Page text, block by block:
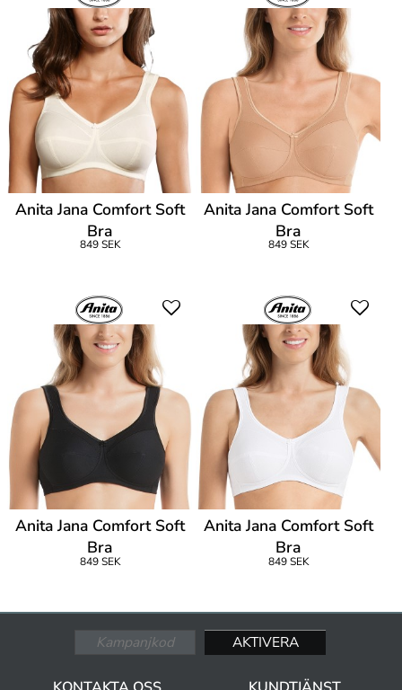
Anita Jana Comfort Soft
Bra
849 SEK
Anita Jana Comfort Soft
Bra
849 SEK
Anita Jana Comfort Soft
Bra
849 SEK
Anita Jana Comfort Soft
Bra
849 SEK